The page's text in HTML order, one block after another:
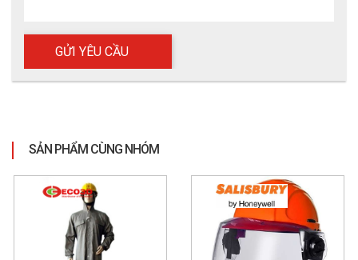
SẢN PHẨM CÙNG NHÓM